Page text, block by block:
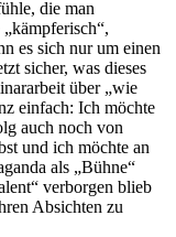
die man
es sich nur um einen
sicher, was dieses
über „wie
einfach: Ich möchte
auch noch von
und ich möchte an
als „Bühne“
verborgen blieb
Absichten zu